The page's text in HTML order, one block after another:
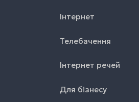
Інтернет
Телебачення
Інтернет речей
Для бізнесу